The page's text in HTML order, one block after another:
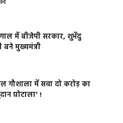
में बीजेपी सरकार, शुभेंदु
बने मुख्यमंत्री
गौशाला में सवा दो करोड़ का
घोटाला’ !